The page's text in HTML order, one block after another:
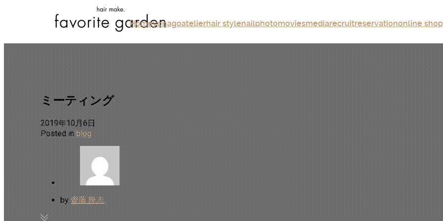
Homeyonagoatelierhair stylenailphotomoviesmediarecruitreservationonline
ミーティング
2019年10月6日
Posted inblog
by齋藤 隆志